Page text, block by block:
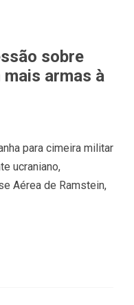
sobre
armas à
para cimeira militar
ucraniano,
Aérea de Ramstein,